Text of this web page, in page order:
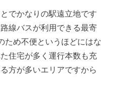
でかなりの駅遠立地です
線バスが利用できる最寄
ため不便というほどにはな
住宅が多く運行本数も充
方が多いエリアですから